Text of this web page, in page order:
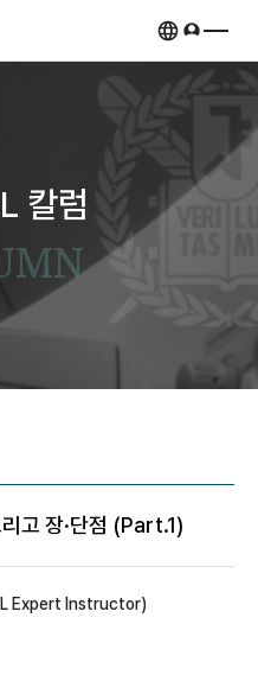
칼럼
고 장·단점 (Part.1)
Expert Instructor)